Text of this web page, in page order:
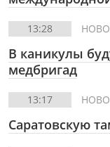
13:28
В каникулы
медбригад
13:17
Саратовскую